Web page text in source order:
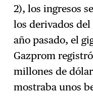
2), los ingresos
los derivados
año pasado, el
Gazprom
millones de
mostraba unos